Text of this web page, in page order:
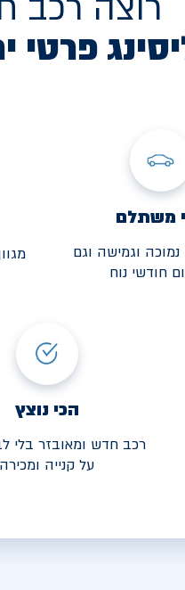
פרטי
משתלם
וגמישה וגם
חודשי נוח
הכי נוצץ
רכב חדש ומאובזר בלי
על קנייה ומכירה
מחיר חודשי החל מ- 3,190